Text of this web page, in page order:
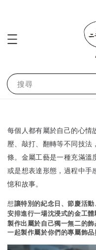
搜尋
每個人都有屬於自己的心情
壓、敲打、翻轉等不同技法
條。金屬工藝是一種充滿溫
或是想表達形態，過程中手
憶和故事。
想讓特別的紀念日、節慶活動
安排進行一場沈浸式的金工體
製作出屬於自己獨一無二的飾
一起製作屬於你們的專屬飾品